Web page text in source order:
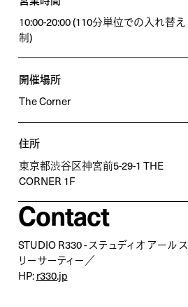
10:00-20:00 (110分単位での入れ替え
制)
開催場所
The Corner
住所
東京都渋谷区神宮前5-29-1 THE
CORNER 1F
Contact
STUDIO R330 - ステュディオ アール ス
リーサーティー／
HP:r330.jp